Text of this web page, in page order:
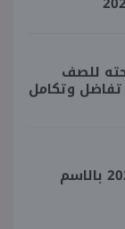
للصف
الثالث الثانوي 2027 pdf تفاضل وتكامل
معرفة نتيجة 3 ثانوي 2026 بالاسم